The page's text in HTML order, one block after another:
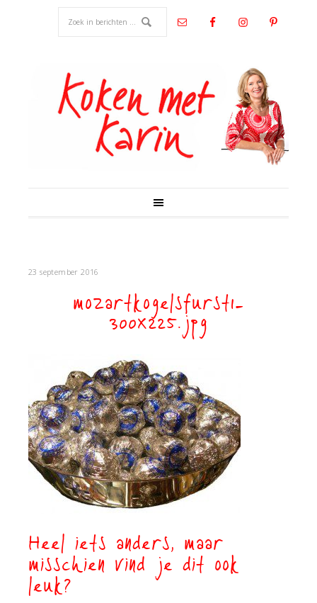
23 september 2016
mozartkogelsfurst1-
300×225.jpg
Heel iets anders, maar
misschien vind je dit ook
leuk?